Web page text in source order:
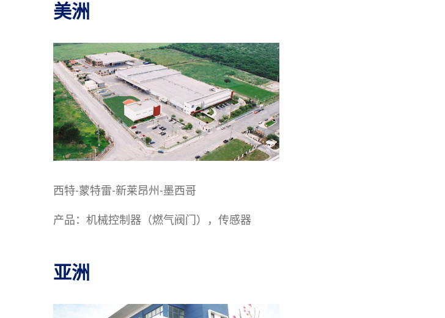
美洲
西特-蒙特雷-新莱昂州-墨西哥
产品：机械控制器（燃气阀门），传感器
亚洲